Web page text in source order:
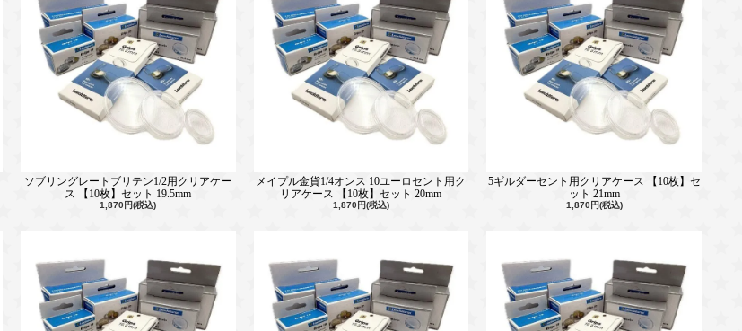
ソブリングレートブリテン1/2用クリアケー
ス 【10枚】セット 19.5mm
1,870円(税込)
メイプル金貨1/4オンス 10ユーロセント用ク
リアケース 【10枚】セット 20mm
1,870円(税込)
5ギルダーセント用クリアケース 【10枚】セ
ット 21mm
1,870円(税込)